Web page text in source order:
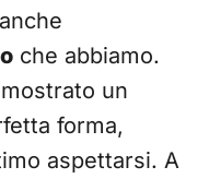
che abbiamo.
un
forma,
aspettarsi. A